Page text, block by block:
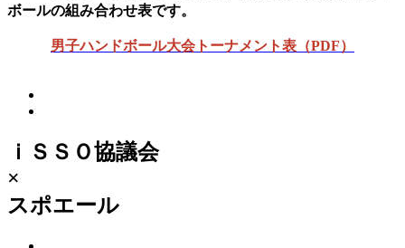
ボールの組み合わせ表です。
男子ハンドボール大会トーナメント表（PDF）
ｉＳＳＯ協議会
×
スポエール